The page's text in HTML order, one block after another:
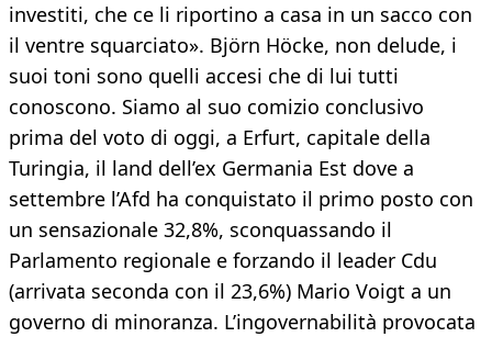
investiti, che ce li riportino a casa in un sacco con
il ventre squarciato». Björn Höcke, non delude, i
suoi toni sono quelli accesi che di lui tutti
conoscono. Siamo al suo comizio conclusivo
prima del voto di oggi, a Erfurt, capitale della
Turingia, il land dell’ex Germania Est dove a
settembre l’Afd ha conquistato il primo posto con
un sensazionale 32,8%, sconquassando il
Parlamento regionale e forzando il leader Cdu
(arrivata seconda con il 23,6%) Mario Voigt a un
governo di minoranza. L’ingovernabilità provocata